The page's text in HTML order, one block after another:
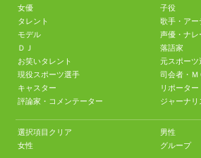
女優
子役
タレント
歌手・アー
モデル
声優・ナレ
ＤＪ
落語家
お笑いタレント
元スポーツ
現役スポーツ選手
司会者・Ｍ
キャスター
リポーター
評論家・コメンテーター
ジャーナリ
選択項目クリア
男性
女性
グループ